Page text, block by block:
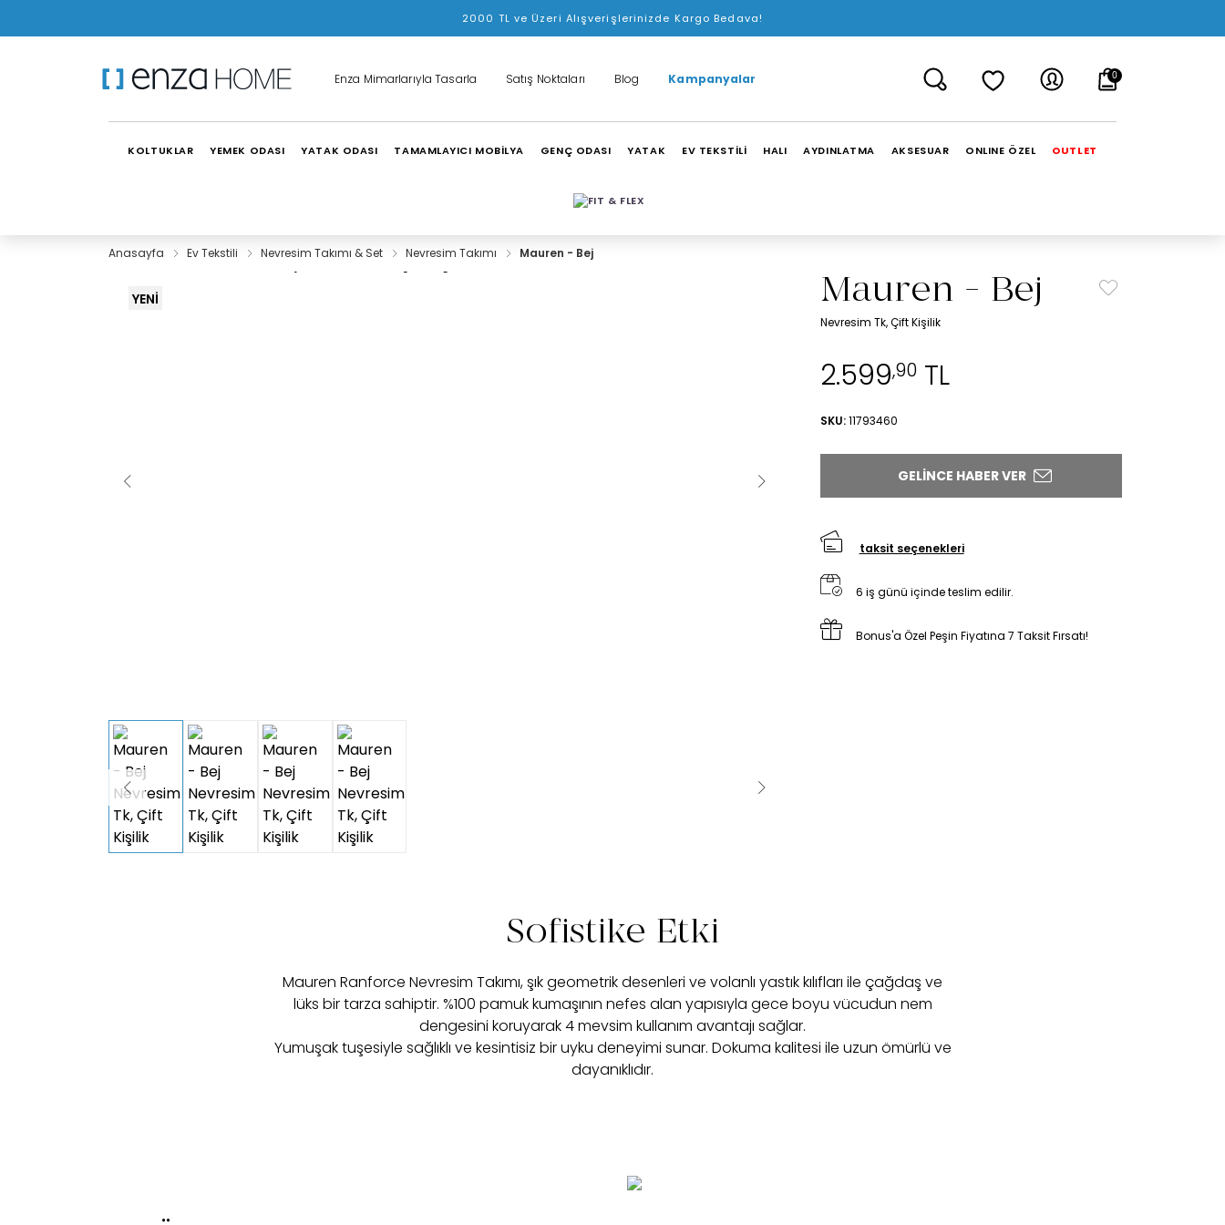
2000 TL ve Üzeri Alışverişlerinizde Kargo Bedava!
Enza Mimarlarıyla Tasarla Satış Noktaları Blog Kampanyalar 0
KOLTUKLAR YEMEK ODASI YATAK ODASI TAMAMLAYICI MOBİLYA GENÇ ODASI YATAK EV TEKSTİLİ HALI AYDINLATMA AKSESUAR ONLINE ÖZEL OUTLET
Anasayfa Ev Tekstili Nevresim Takımı & Set Nevresim Takımı Mauren - Bej
YENİ Mauren - Bej
Nevresim Tk, Çift Kişilik
2.599,90TL
SKU: 11793460
GELINCE HABER VER
taksit seçenekleri
6 iş günü içinde teslim edilir.
Bonus'a Özel Peşin Fiyatına 7 Taksit Fırsatı!
Sofistike Etki
Mauren Ranforce Nevresim Takımı, şık geometrik desenleri ve volanlı yastık kılıfları ile çağdaş ve
lüks bir tarza sahiptir. %100 pamuk kumaşının nefes alan yapısıyla gece boyu vücudun nem
dengesini koruyarak 4 mevsim kullanım avantajı sağlar.
Yumuşak tuşesiyle sağlıklı ve kesintisiz bir uyku deneyimi sunar. Dokuma kalitesi ile uzun ömürlü ve
dayanıklıdır.